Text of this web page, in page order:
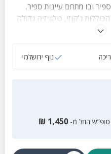
ובו מתחם עיינות ספיר.
ג'קוזי, טלוויזיה גדולה
מחוממת וגדולה בה תוכלו
נוף ירושלמי
סופ”ש החל מ- 1,450
₪